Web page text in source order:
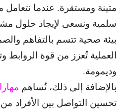
متينة ومستقرة. عندما نتعامل
سلمية ونسعى لإيجاد حلول
بيئة صحية تتسم بالتفاهم
العملية تُعزز من قوة الروابط
وديمومة.
بالإضافة إلى ذلك، تُساهم
تحسين التواصل بين الأفراد